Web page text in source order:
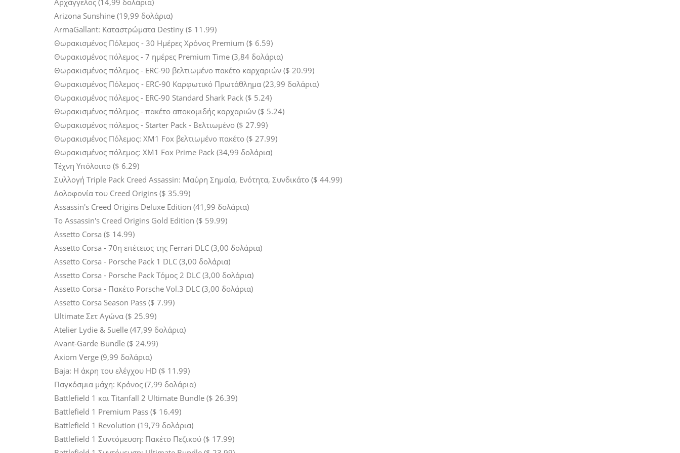
Αρχάγγελος (14,99 δολάρια)
Arizona Sunshine (19,99 δολάρια)
ArmaGallant: Καταστρώματα Destiny ($ 11.99)
Θωρακισμένος Πόλεμος - 30 Ημέρες Χρόνος Premium ($ 6.59)
Θωρακισμένος πόλεμος - 7 ημέρες Premium Time (3,84 δολάρια)
Θωρακισμένος πόλεμος - ERC-90 βελτιωμένο πακέτο καρχαριών ($ 20.99)
Θωρακισμένος Πόλεμος - ERC-90 Καρφωτικό Πρωτάθλημα (23,99 δολάρια)
Θωρακισμένος πόλεμος - ERC-90 Standard Shark Pack ($ 5.24)
Θωρακισμένος πόλεμος - πακέτο αποκομιδής καρχαριών ($ 5.24)
Θωρακισμένος πόλεμος - Starter Pack - Βελτιωμένο ($ 27.99)
Θωρακισμένος Πόλεμος: XM1 Fox βελτιωμένο πακέτο ($ 27.99)
Θωρακισμένος πόλεμος: XM1 Fox Prime Pack (34,99 δολάρια)
Τέχνη Υπόλοιπο ($ 6.29)
Συλλογή Triple Pack Creed Assassin: Μαύρη Σημαία, Ενότητα, Συνδικάτο ($ 44.99)
Δολοφονία του Creed Origins ($ 35.99)
Assassin's Creed Origins Deluxe Edition (41,99 δολάρια)
Το Assassin's Creed Origins Gold Edition ($ 59.99)
Assetto Corsa ($ 14.99)
Assetto Corsa - 70η επέτειος της Ferrari DLC (3,00 δολάρια)
Assetto Corsa - Porsche Pack 1 DLC (3,00 δολάρια)
Assetto Corsa - Porsche Pack Τόμος 2 DLC (3,00 δολάρια)
Assetto Corsa - Πακέτο Porsche Vol.3 DLC (3,00 δολάρια)
Assetto Corsa Season Pass ($ 7.99)
Ultimate Σετ Αγώνα ($ 25.99)
Atelier Lydie & Suelle (47,99 δολάρια)
Avant-Garde Bundle ($ 24.99)
Axiom Verge (9,99 δολάρια)
Baja: Η άκρη του ελέγχου HD ($ 11.99)
Παγκόσμια μάχη: Κρόνος (7,99 δολάρια)
Battlefield 1 και Titanfall 2 Ultimate Bundle ($ 26.39)
Battlefield 1 Premium Pass ($ 16.49)
Battlefield 1 Revolution (19,79 δολάρια)
Battlefield 1 Συντόμευση: Πακέτο Πεζικού ($ 17.99)